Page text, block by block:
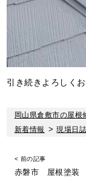
引き続きよろしくお
岡山県倉敷市の屋
新着情報 >現場日誌
< 前の記事
赤磐市 屋根塗装